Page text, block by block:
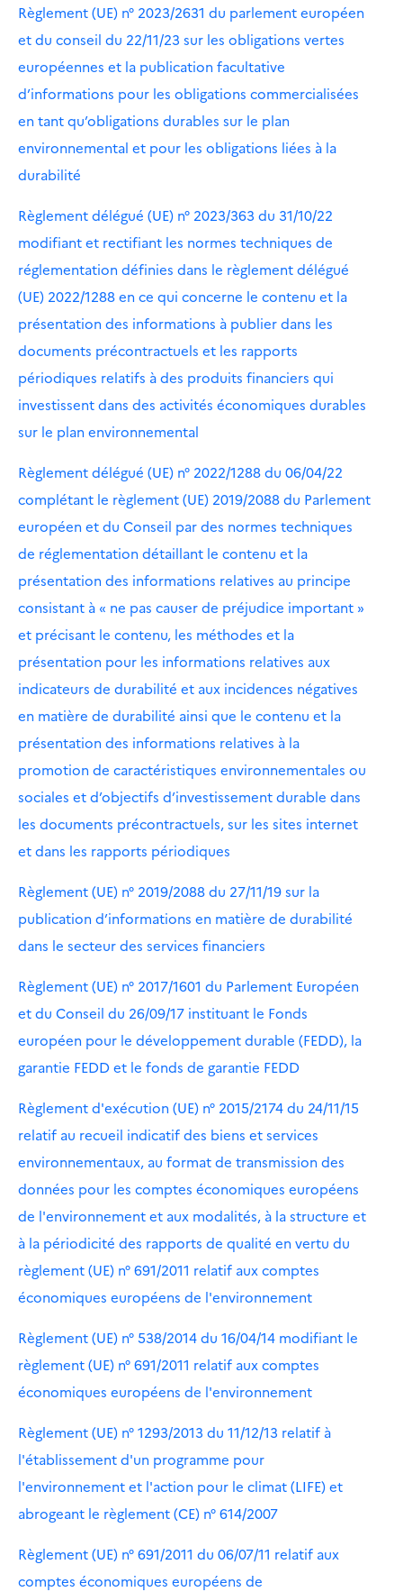
Règlement (UE) n° 2023/2631 du parlement européen
et du conseil du 22/11/23 sur les obligations vertes
européennes et la publication facultative
d’informations pour les obligations commercialisées
en tant qu’obligations durables sur le plan
environnemental et pour les obligations liées à la
durabilité
Règlement délégué (UE) n° 2023/363 du 31/10/22
modifiant et rectifiant les normes techniques de
réglementation définies dans le règlement délégué
(UE) 2022/1288 en ce qui concerne le contenu et la
présentation des informations à publier dans les
documents précontractuels et les rapports
périodiques relatifs à des produits financiers qui
investissent dans des activités économiques durables
sur le plan environnemental
Règlement délégué (UE) n° 2022/1288 du 06/04/22
complétant le règlement (UE) 2019/2088 du Parlement
européen et du Conseil par des normes techniques
de réglementation détaillant le contenu et la
présentation des informations relatives au principe
consistant à « ne pas causer de préjudice important »
et précisant le contenu, les méthodes et la
présentation pour les informations relatives aux
indicateurs de durabilité et aux incidences négatives
en matière de durabilité ainsi que le contenu et la
présentation des informations relatives à la
promotion de caractéristiques environnementales ou
sociales et d’objectifs d’investissement durable dans
les documents précontractuels, sur les sites internet
et dans les rapports périodiques
Règlement (UE) n° 2019/2088 du 27/11/19 sur la
publication d’informations en matière de durabilité
dans le secteur des services financiers
Règlement (UE) n° 2017/1601 du Parlement Européen
et du Conseil du 26/09/17 instituant le Fonds
européen pour le développement durable (FEDD), la
garantie FEDD et le fonds de garantie FEDD
Règlement d'exécution (UE) n° 2015/2174 du 24/11/15
relatif au recueil indicatif des biens et services
environnementaux, au format de transmission des
données pour les comptes économiques européens
de l'environnement et aux modalités, à la structure et
à la périodicité des rapports de qualité en vertu du
règlement (UE) n° 691/2011 relatif aux comptes
économiques européens de l'environnement
Règlement (UE) n° 538/2014 du 16/04/14 modifiant le
règlement (UE) n° 691/2011 relatif aux comptes
économiques européens de l'environnement
Règlement (UE) n° 1293/2013 du 11/12/13 relatif à
l'établissement d'un programme pour
l'environnement et l'action pour le climat (LIFE) et
abrogeant le règlement (CE) n° 614/2007
Règlement (UE) n° 691/2011 du 06/07/11 relatif aux
comptes économiques européens de